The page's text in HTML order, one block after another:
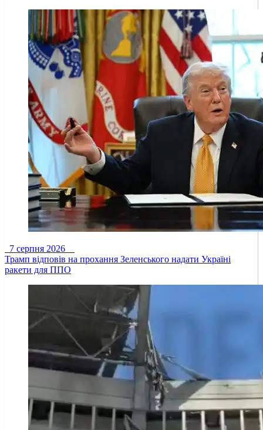
7 серпня 2026
Трамп відповів на прохання Зеленського надати Україні
ракети для ППО